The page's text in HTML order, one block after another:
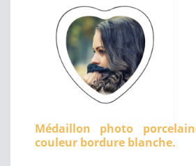
Médaillon photo
couleur bordure blanche.